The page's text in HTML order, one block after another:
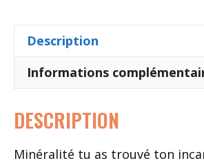
Description
Informations
DESCRIPTION
Minéralité tu as trouvé ton